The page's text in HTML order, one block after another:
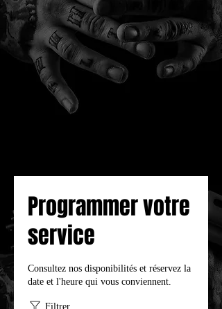
Programmer votre
service
Consultez nos disponibilités et réservez la
date et l'heure qui vous conviennent.
Filtrer